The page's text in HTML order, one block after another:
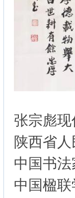
张宗彪现
陕西
中国书
中国